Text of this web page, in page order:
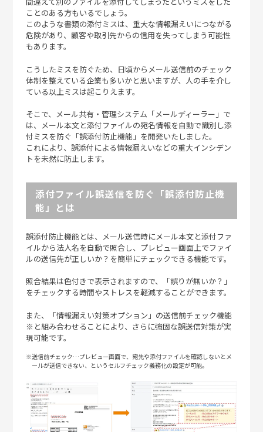
ことのある方もいるでしょう。
このような書類の添付ミスは、重大な情報漏えいにつながる
危険があり、顧客や取引先からの信用を失ってしまう可能性
もあります。
こうしたミスを防ぐため、日頃からメール送信前のチェック
体制を整えている企業も多いかと思いますが、人の手を介し
ている以上ミスは起こりえます。
そこで、メール共有・管理システム「メールディーラー」で
は、メール本文と添付ファイルの宛名情報を自動で識別し添
付ミスを防ぐ「誤添付防止機能」を開発いたしました。
これにより、誤添付による情報漏えいなどの重大インシデン
トを未然に防止します。
添付ファイル誤送信を防ぐ「誤添付防止機
能」とは
誤添付防止機能とは、メール送信時にメール本文と添付ファ
イルから法人名を自動で照合し、プレビュー画面上でファイ
ルの送信先が正しいか？を簡単にチェックできる機能です。
照合結果は色付きで表示されますので、「誤りが無いか？」
をチェックする時間やストレスを軽減することができます。
また、「情報漏えい対策オプション」の送信前チェック機能
※ と組み合わせることにより、さらに強固な誤送信対策が実
現可能です。
※送信前チェック…プレビュー画面で、宛先や添付ファイルを確認しないとメ
ールが送信できない、というセルフチェック義務化の設定が可能。